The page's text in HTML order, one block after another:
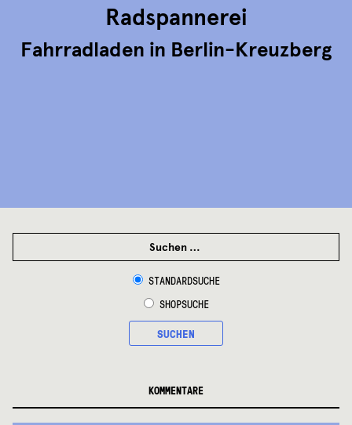
Radspannerei
Fahrradladen in Berlin-Kreuzberg
STANDARDSUCHE
SHOPSUCHE
SUCHEN
KOMMENTARE